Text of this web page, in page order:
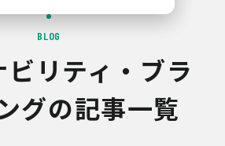
BLOG
リティ・ブラ
グの記事一覧